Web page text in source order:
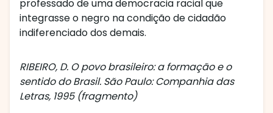
professado de uma democracia racial que
integrasse o negro na condição de cidadão
indiferenciado dos demais.
RIBEIRO, D. O povo brasileiro: a formação e o
sentido do Brasil. São Paulo: Companhia das
Letras, 1995 (fragmento)